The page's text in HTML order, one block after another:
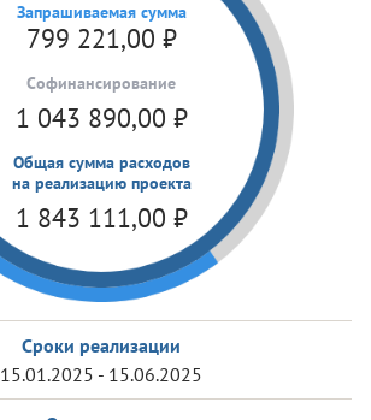
Запрашиваемая сумма
799 221,00 ₽
Cофинансирование
1 043 890,00 ₽
Общая сумма расходов
на реализацию проекта
1 843 111,00 ₽
Сроки реализации
15.01.2025 - 15.06.2025